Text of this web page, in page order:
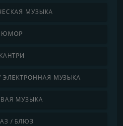
МУЗЫКА
ЮМОР
КАНТРИ
ЭЛЕКТРОННАЯ МУЗЫКА
МУЗЫКА
/ БЛЮЗ